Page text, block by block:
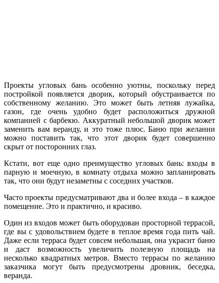
Проекты угловых бань особенно уютны, поскольку перед
постройкой появляется дворик, который обустраивается по
собственному желанию. Это может быть летняя лужайка,
газон, где очень удобно будет расположиться дружной
компанией с барбекю. Аккуратный небольшой дворик может
заменить вам веранду, и это тоже плюс. Баню при желании
можно поставить так, что этот дворик будет совершенно
скрыт от посторонних глаз.
Кстати, вот еще одно преимущество угловых бань: входы в
парную и моечную, в комнату отдыха можно запланировать
так, что они будут незаметны с соседних участков.
Часто проекты предусматривают два и более входа – в каждое
помещение. Это и практично, и красиво.
Один из входов может быть оборудован просторной террасой,
где вы с удовольствием будете в теплое время года пить чай.
Даже если терраса будет совсем небольшая, она украсит баню
и даст возможность увеличить полезную площадь на
несколько квадратных метров. Вместо террасы по желанию
заказчика могут быть предусмотрены дровник, беседка,
веранда.